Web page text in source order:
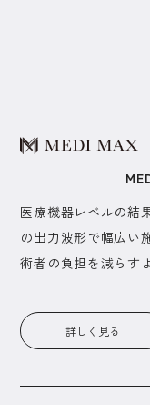
医療機器レベルの結
の出力波形で幅広い
術者の負担を減らす
詳しく見る